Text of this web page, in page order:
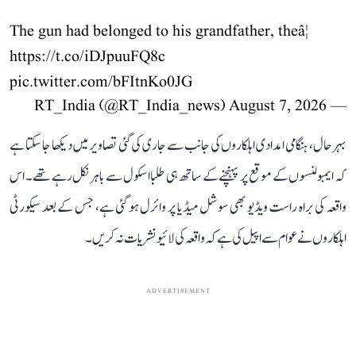
The gun had belonged to his grandfather, theâ¦
https://t.co/iDJpuuFQ8c
pic.twitter.com/bFItnKo0JG
— RT_India (@RT_India_news)
August 7, 2026
بہرحال، ہنگامی امدادی اہلکاروں کی جانب سے جاری کی گئی تصاویر میں دیکھا جا سکتا ہے
کہ ایمبولنسوں کے موقع پر پہنچنے کے ساتھ ہی طلبا اسکول سے باہر نکل رہے تھے۔ اس
واقعہ کی براہ راست ویڈیو بھی سوشل میڈیا پر وائرل ہو گئی ہے، جس کے بعد سیکورٹی
اہلکاروں نے عوام سے اپیل کی ہے کہ واقعہ کی لائیو نشریات نہ کریں۔
ADVERTISEMENT